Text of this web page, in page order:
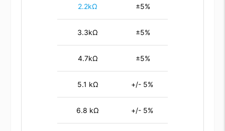
2.2kΩ ±5%
3.3kΩ ±5%
4.7kΩ ±5%
5.1 kΩ +/- 5%
6.8 kΩ +/- 5%